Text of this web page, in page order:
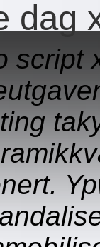
dag
script